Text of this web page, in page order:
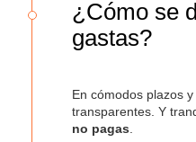
¿Cómo se
gastas?
En cómodos plazos
transparentes. Y
no pagas